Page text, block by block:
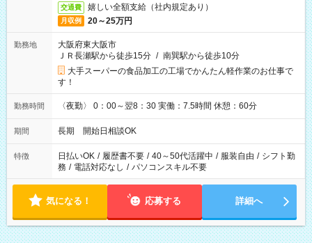
交通費 嬉しい全額支給（社内規定あり）
月収例 20～25万円
勤務地
大阪府東大阪市
ＪＲ長瀬駅から徒歩15分 / 南巽駅から徒歩10分
大手スーパーの食品加工の工場でかんたん軽作業のお仕事で
す！
勤務時間 〈夜勤〉 0：00～翌8：30 実働：7.5時間 休憩：60分
期間 長期 開始日相談OK
特徴 日払いOK / 履歴書不要 / 40～50代活躍中 / 服装自由 / シフト勤
務 / 電話対応なし / パソコンスキル不要
気になる！ 応募する 詳細へ